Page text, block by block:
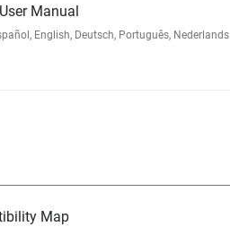
Manual
English, Deutsch, Português, Nederlands
Map